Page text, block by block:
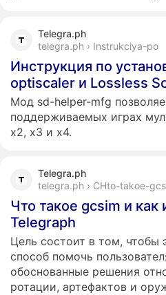
Telegra.ph
telegra.ph › Instrukciya-po
Инструкция по
optiscaler и Lossless
Мод sd-helper-mfg
поддерживаемых играх
x2, x3 и x4.
Telegra.ph
telegra.ph › CHto-takoe-
Что такое gcsim и как
Telegraph
Цель состоит в том, чтобы
способ помочь
обоснованные решения
ротации, артефактов и